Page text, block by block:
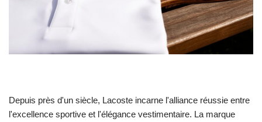
Depuis près d'un siècle, Lacoste incarne l'alliance réussie entre
l'excellence sportive et l'élégance vestimentaire. La marque